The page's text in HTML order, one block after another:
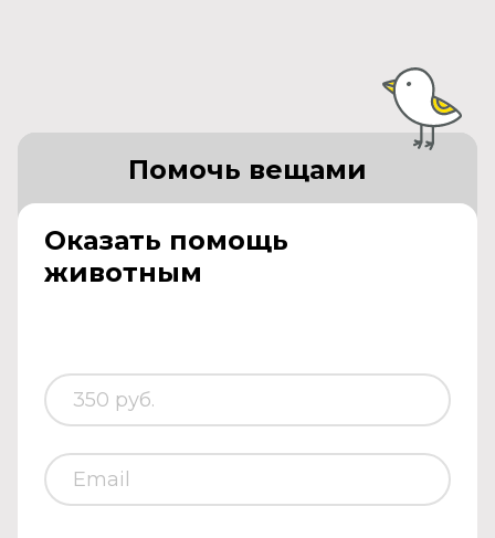
Оказать помощь
животным
Помочь вещами